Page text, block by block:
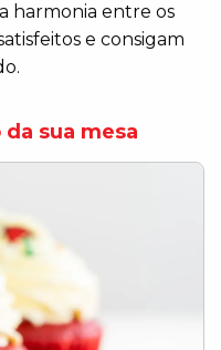
harmonia entre os
e consigam
sua mesa